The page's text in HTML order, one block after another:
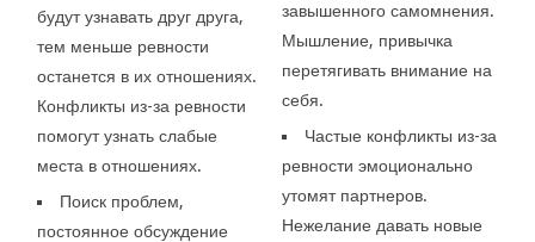
будут узнавать друг друга,
тем меньше ревности
останется в их отношениях.
Конфликты из-за ревности
помогут узнать слабые
места в отношениях.
Поиск проблем,
постоянное обсуждение
завышенного самомнения.
Мышление, привычка
перетягивать внимание на
себя.
Частые конфликты из-за
ревности эмоционально
утомят партнеров.
Нежелание давать новые